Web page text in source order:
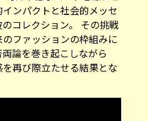
コレクション。 その挑戦
ファッションの枠組みに
論を巻き起こしながら
再び際立たせる結果とな